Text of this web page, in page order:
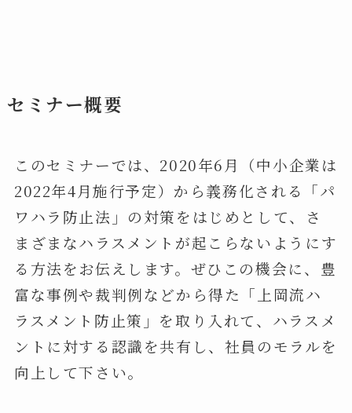
セミナー概要
このセミナーでは、2020年6月（中小企業は
2022年4月施行予定）から義務化される「パ
ワハラ防止法」の対策をはじめとして、さ
まざまなハラスメントが起こらないようにす
る方法をお伝えします。ぜひこの機会に、豊
富な事例や裁判例などから得た「上岡流ハ
ラスメント防止策」を取り入れて、ハラスメ
ントに対する認識を共有し、社員のモラルを
向上して下さい。